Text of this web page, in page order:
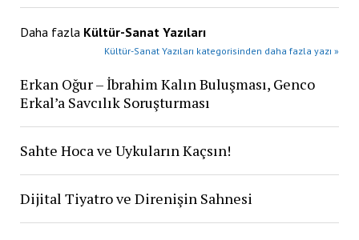
Daha fazla Kültür-Sanat Yazıları
Kültür-Sanat Yazıları kategorisinden daha fazla yazı »
Erkan Oğur – İbrahim Kalın Buluşması, Genco
Erkal’a Savcılık Soruşturması
Sahte Hoca ve Uykuların Kaçsın!
Dijital Tiyatro ve Direnişin Sahnesi